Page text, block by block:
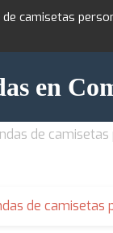
de camisetas
en
de
de camisetas